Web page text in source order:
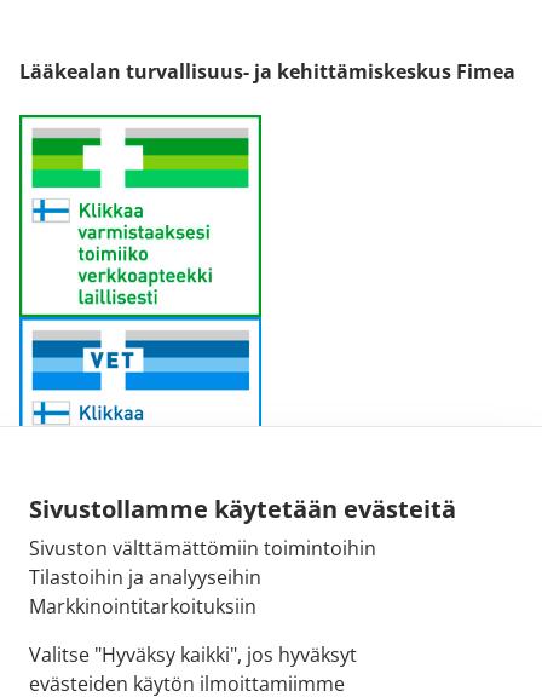
Sivustollamme käytetään evästeitä
Sivuston välttämättömiin toimintoihin
Tilastoihin ja analyyseihin
Markkinointitarkoituksiin
Valitse "Hyväksy kaikki", jos hyväksyt
evästeiden käytön ilmoittamiimme
Lääkealan turvallisuus- ja kehittämiskeskus Fimea
Sähköpostiosoite:
kirjaamo@fimea.fi
Fimean vaihde:
029 522 3341